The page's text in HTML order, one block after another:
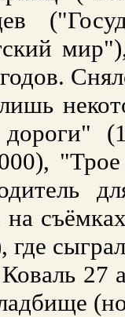
лишь
на
где
27